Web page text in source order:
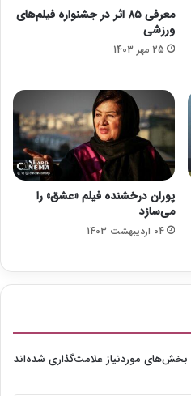
معرفی ۸۵ اثر در جشنواره فیلم‌های
ورزشی
25 مهر 1403
پوران درخشنده فیلم «عشق» را
می‌سازد
04 اردیبهشت 1403
بخش‌های موردنیاز علامت‌گذاری شده‌اند